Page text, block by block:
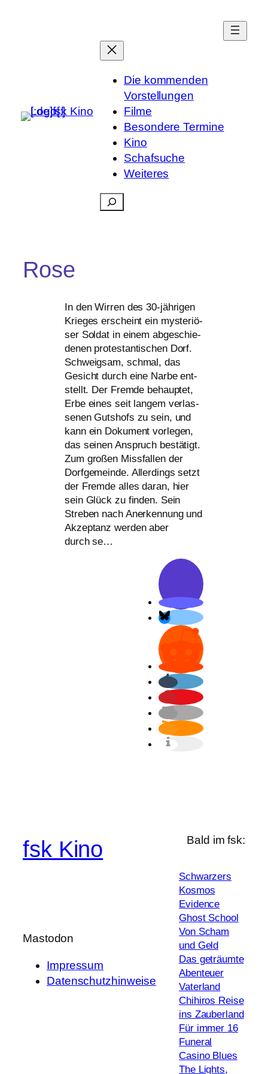
Die kommenden
Vorstellungen
Filme
Besondere Termine
Kino
Schafsuche
Weiteres
Suchen
Rose
In den Wirren des 30-jäh­ri­gen
Krieges erscheint ein mys­te­riö­
ser Soldat in einem abge­schie­
de­nen pro­tes­tan­ti­schen Dorf.
Schweigsam, schmal, das
Gesicht durch eine Narbe ent­
stellt. Der Fremde behaup­tet,
Erbe eines seit lan­gem ver­las­
se­nen Gutshofs zu sein, und
kann ein Dokument vor­le­gen,
das sei­nen Anspruch bestä­tigt.
Zum gro­ßen Missfallen der
Dorfgemeinde. Allerdings setzt
der Fremde alles dar­an, hier
sein Glück zu fin­den. Sein
Streben nach Anerkennung und
Akzeptanz wer­den aber
durch se…
fsk Kino
Mastodon
Impressum
Datenschutzhinweise
Bald im fsk:
Schwarzers
Kosmos
Evidence
Ghost School
Von Scham
und Geld
Das geträumte
Abenteuer
Vaterland
Chihiros Reise
ins Zauberland
Für immer 16
Funeral
Casino Blues
The Lights,